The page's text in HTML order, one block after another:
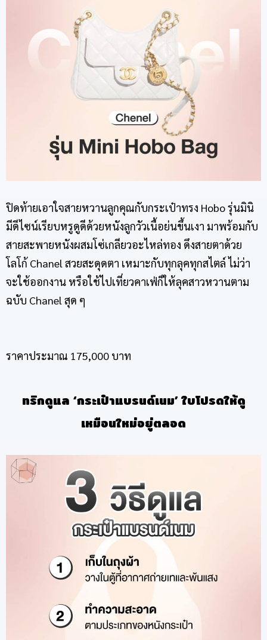
ปิดท้ายเอาใจสายหวานลูกคุณกับกระเป๋าทรง Hoboรุ่นมินิ
มีดีไซน์เรียบหรูดูดีด้วยหนังลูกวัวเนื้อย่นขึ้นเงา มาพร้อมกับ
สายสะพายหนังผสมโซ่เกลียวอะไหล่ทอง ดึงสายตาด้วย
โลโก้ Chanel สวยสะดุดตา เหมาะกับทุกลุคทุกสไตล์ ไม่ว่า
จะใช้ออกงาน หรือใช้ไปเที่ยวคาเฟ่ก็ให้ลุคสาวหวานตาม
ฉบับ Chanel สุด ๆ
ราคาประมาณ 175,000 บาท
ทริกดูแล ‘กระเป๋าแบรนด์เนม’ ใบโปรดให้ดู
เหมือนใหม่อยู่ตลอด